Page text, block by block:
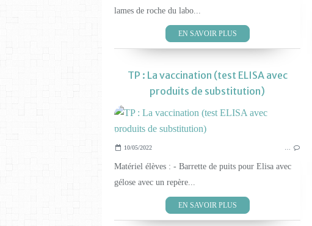
lames de roche du labo...
EN SAVOIR PLUS
TP : La vaccination (test ELISA avec
produits de substitution)
10/05/2022
Matériel élèves : - Barrette de puits pour Elisa avec
gélose avec un repère...
EN SAVOIR PLUS